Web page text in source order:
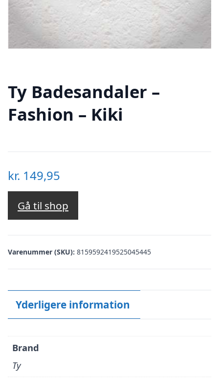
Ty Badesandaler –
Fashion – Kiki
kr. 149,95
Gå til shop
Varenummer (SKU): 8159592419525045445
Yderligere information
Brand
Ty